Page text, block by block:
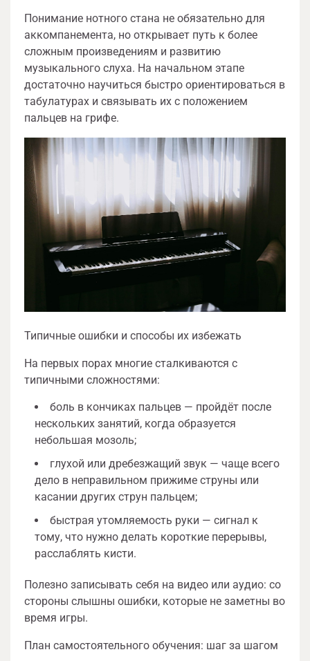
Понимание нотного стана не обязательно для
аккомпанемента, но открывает путь к более
сложным произведениям и развитию
музыкального слуха. На начальном этапе
достаточно научиться быстро ориентироваться в
табулатурах и связывать их с положением
пальцев на грифе.
Типичные ошибки и способы их избежать
На первых порах многие сталкиваются с
типичными сложностями:
боль в кончиках пальцев — пройдёт после
нескольких занятий, когда образуется
небольшая мозоль;
глухой или дребезжащий звук — чаще всего
дело в неправильном прижиме струны или
касании других струн пальцем;
быстрая утомляемость руки — сигнал к
тому, что нужно делать короткие перерывы,
расслаблять кисти.
Полезно записывать себя на видео или аудио: со
стороны слышны ошибки, которые не заметны во
время игры.
План самостоятельного обучения: шаг за шагом